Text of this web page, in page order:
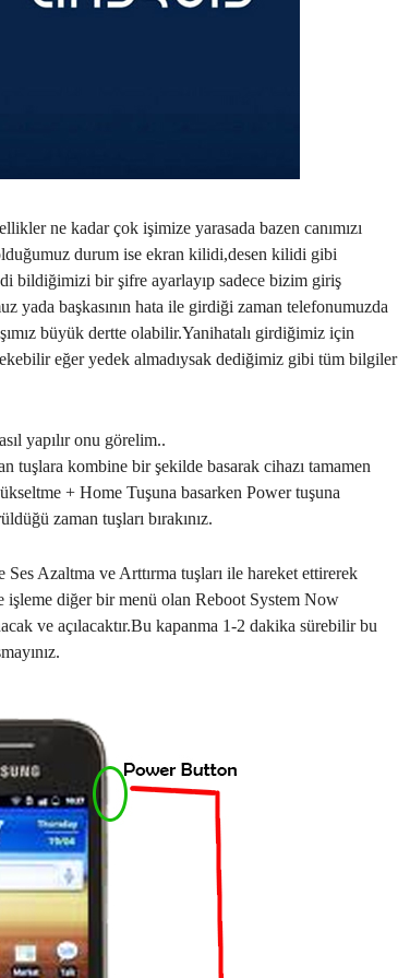
ne kadar çok işimize yarasada bazen canımızı
durum ise ekran kilidi,desen kilidi gibi
bildiğimizi bir şifre ayarlayıp sadece bizim giriş
başkasının hata ile girdiği zaman telefonumuzda
büyük dertte olabilir.Yanihatalı girdiğimiz için
eğer yedek almadıysak dediğimiz gibi tüm bilgiler
yapılır onu görelim..
tuşlara kombine bir şekilde basarak cihazı tamamen
+ Home Tuşuna basarken Power tuşuna
zaman tuşları bırakınız.
Ses Azaltma ve Arttırma tuşları ile hareket ettirerek
işleme diğer bir menü olan Reboot System Now
ve açılacaktır.Bu kapanma 1-2 dakika sürebilir bu